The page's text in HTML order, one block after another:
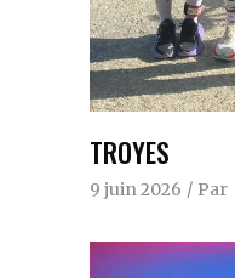
TROYES
9 juin 2026 Par